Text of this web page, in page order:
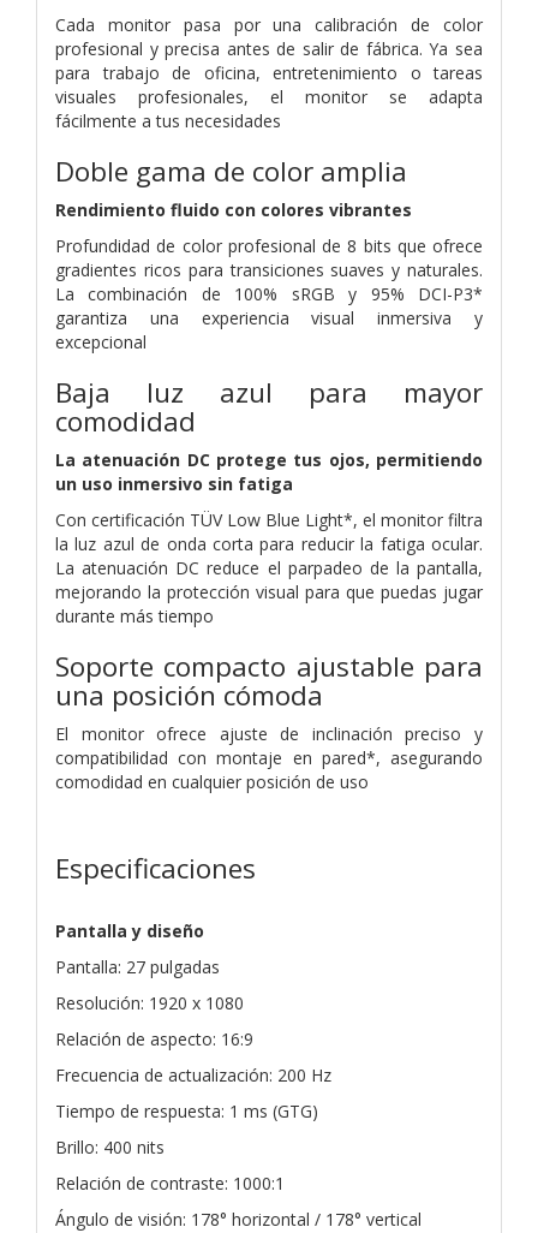
Cada monitor pasa por una calibración de color
profesional y precisa antes de salir de fábrica. Ya sea
para trabajo de oficina, entretenimiento o tareas
visuales profesionales, el monitor se adapta
fácilmente a tus necesidades
Doble gama de color amplia
Rendimiento fluido con colores vibrantes
Profundidad de color profesional de 8 bits que ofrece
gradientes ricos para transiciones suaves y naturales.
La combinación de 100% sRGB y 95% DCI-P3*
garantiza una experiencia visual inmersiva y
excepcional
Baja luz azul para mayor
comodidad
La atenuación DC protege tus ojos, permitiendo
un uso inmersivo sin fatiga
Con certificación TÜV Low Blue Light*, el monitor filtra
la luz azul de onda corta para reducir la fatiga ocular.
La atenuación DC reduce el parpadeo de la pantalla,
mejorando la protección visual para que puedas jugar
durante más tiempo
Soporte compacto ajustable para
una posición cómoda
El monitor ofrece ajuste de inclinación preciso y
compatibilidad con montaje en pared*, asegurando
comodidad en cualquier posición de uso
Especificaciones
Pantalla y diseño
Pantalla: 27 pulgadas
Resolución: 1920 x 1080
Relación de aspecto: 16:9
Frecuencia de actualización: 200 Hz
Tiempo de respuesta: 1 ms (GTG)
Brillo: 400 nits
Relación de contraste: 1000:1
Ángulo de visión: 178° horizontal / 178° vertical